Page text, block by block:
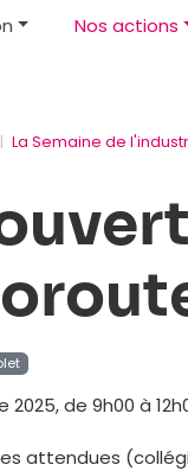
Nos actions
La Semaine de
de 9h00 à
attendues